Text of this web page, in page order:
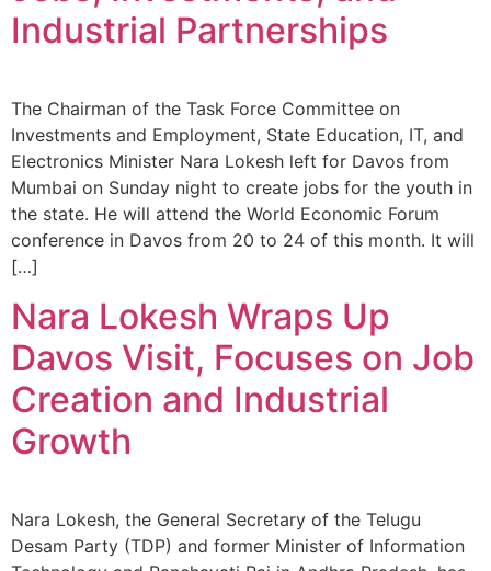
Industrial Partnerships
The Chairman of the Task Force Committee on
Investments and Employment, State Education, IT, and
Electronics Minister Nara Lokesh left for Davos from
Mumbai on Sunday night to create jobs for the youth in
the state. He will attend the World Economic Forum
conference in Davos from 20 to 24 of this month. It will
[…]
Nara Lokesh Wraps Up
Davos Visit, Focuses on Job
Creation and Industrial
Growth
Nara Lokesh, the General Secretary of the Telugu
Desam Party (TDP) and former Minister of Information